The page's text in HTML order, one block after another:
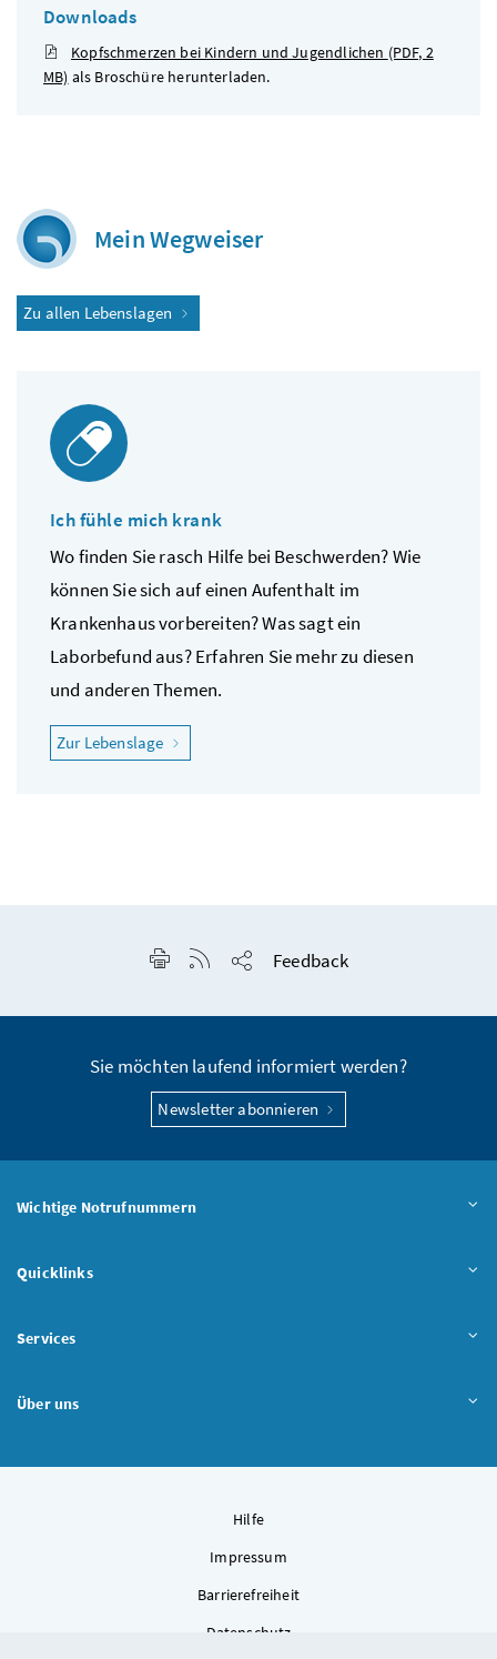
Downloads
Kopfschmerzen bei Kindern und Jugendlichen (PDF, 2
MB) als Broschüre herunterladen.
Mein Wegweiser
Zu allen Lebenslagen
Ich fühle mich krank
Wo finden Sie rasch Hilfe bei Beschwerden? Wie
können Sie sich auf einen Aufenthalt im
Krankenhaus vorbereiten? Was sagt ein
Laborbefund aus? Erfahren Sie mehr zu diesen
und anderen Themen.
Zur Lebenslage "Ich fühle mich krank"
Seite drucken
RSS-Feed anzeigen
Feedback
Sie möchten laufend informiert werden?
Newsletter abonnieren
Wichtige Notrufnummern
Quicklinks
Services
Über uns
Hilfe
Impressum
Barrierefreiheit
Datenschutz